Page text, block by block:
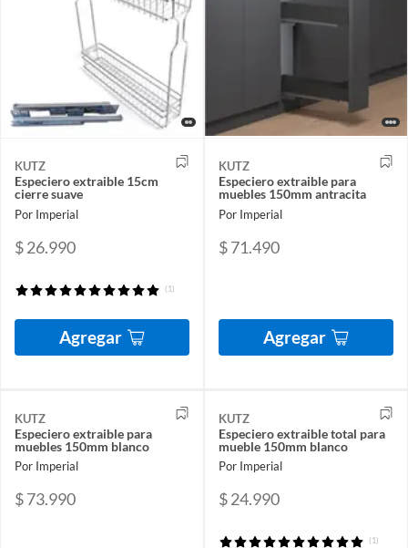
KUTZ
Especiero extraible 15cm
cierre suave
Por Imperial
$ 26.990
(1)
Agregar
KUTZ
Especiero extraible para
muebles 150mm antracita
Por Imperial
$ 71.490
Agregar
KUTZ
Especiero extraible para
muebles 150mm blanco
Por Imperial
$ 73.990
KUTZ
Especiero extraible total para
mueble 150mm blanco
Por Imperial
$ 24.990
(1)